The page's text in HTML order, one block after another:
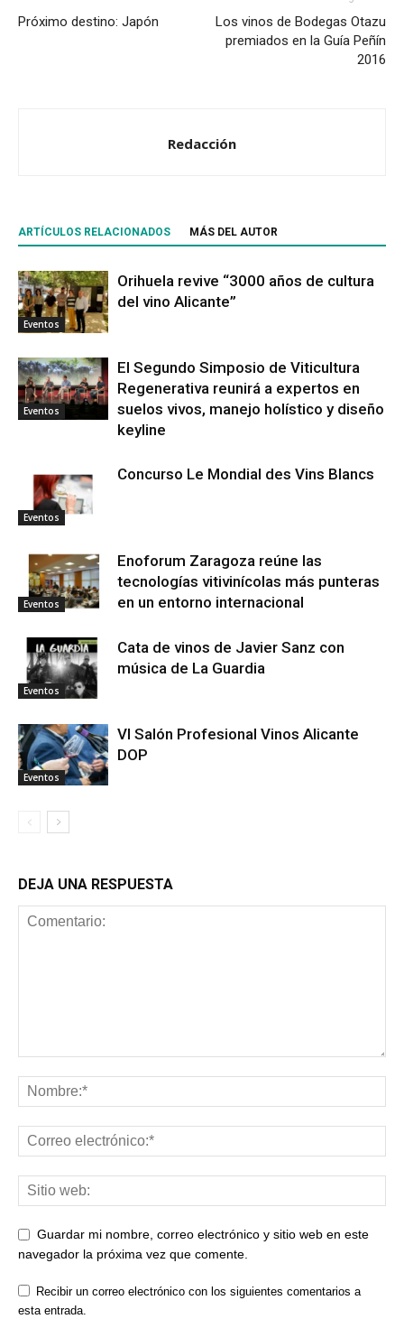
Próximo destino: Japón
Los vinos de Bodegas Otazu
premiados en la Guía Peñín
2016
Redacción
ARTÍCULOS RELACIONADOS MÁS DEL AUTOR
Eventos
Orihuela revive “3000 años de cultura
del vino Alicante”
Eventos
El Segundo Simposio de Viticultura
Regenerativa reunirá a expertos en
suelos vivos, manejo holístico y diseño
keyline
Eventos
Concurso Le Mondial des Vins Blancs
Eventos
Enoforum Zaragoza reúne las
tecnologías vitivinícolas más punteras
en un entorno internacional
Eventos
Cata de vinos de Javier Sanz con
música de La Guardia
Eventos
VI Salón Profesional Vinos Alicante
DOP
DEJA UNA RESPUESTA
Guardar mi nombre, correo electrónico y sitio web en este
navegador la próxima vez que comente.
Recibir un correo electrónico con los siguientes comentarios a
esta entrada.